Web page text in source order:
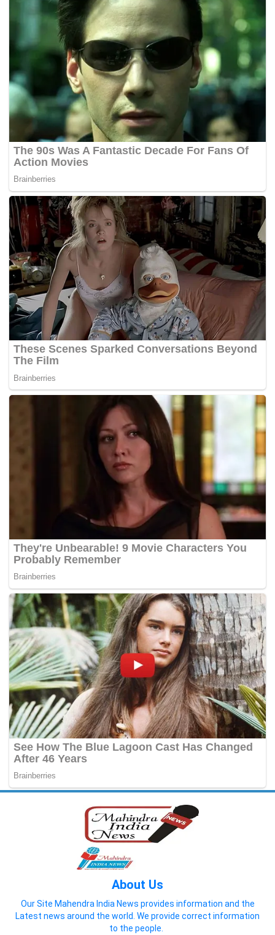
About Us
Our Site Mahendra India News provides information and the
Latest news around the world. We provide correct information
to the people.